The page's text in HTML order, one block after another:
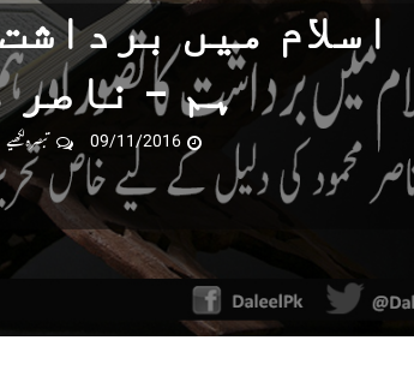
اسلام میں
ہم – ناصر
09/11/2016 تبصرہ لکھیے